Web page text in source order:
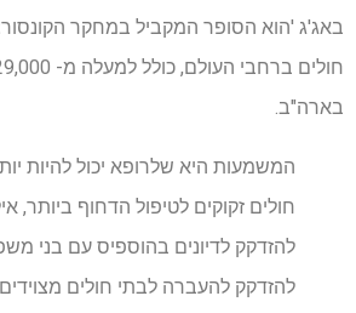
באג'ג 'הוא הסופר המקביל במחקר
בארה"ב.
המשמעות היא שלרופא יכול להיות
חולים זקוקים לטיפול הדחוף ביותר,
להזדקק לדיונים בהוספיס עם בני
להזדקק להעברה לבתי חולים מצוידים